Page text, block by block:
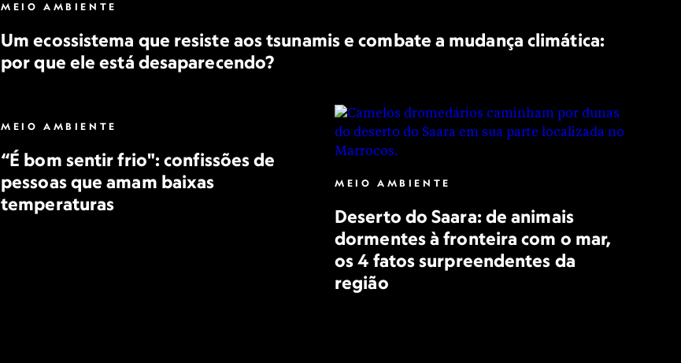
MEIO AMBIENTE
Um ecossistema que resiste aos tsunamis e combate a mudança climática:
por que ele está desaparecendo?
MEIO AMBIENTE
“É bom sentir frio": confissões de
pessoas que amam baixas
temperaturas
MEIO AMBIENTE
Deserto do Saara: de animais
dormentes à fronteira com o mar,
os 4 fatos surpreendentes da
região